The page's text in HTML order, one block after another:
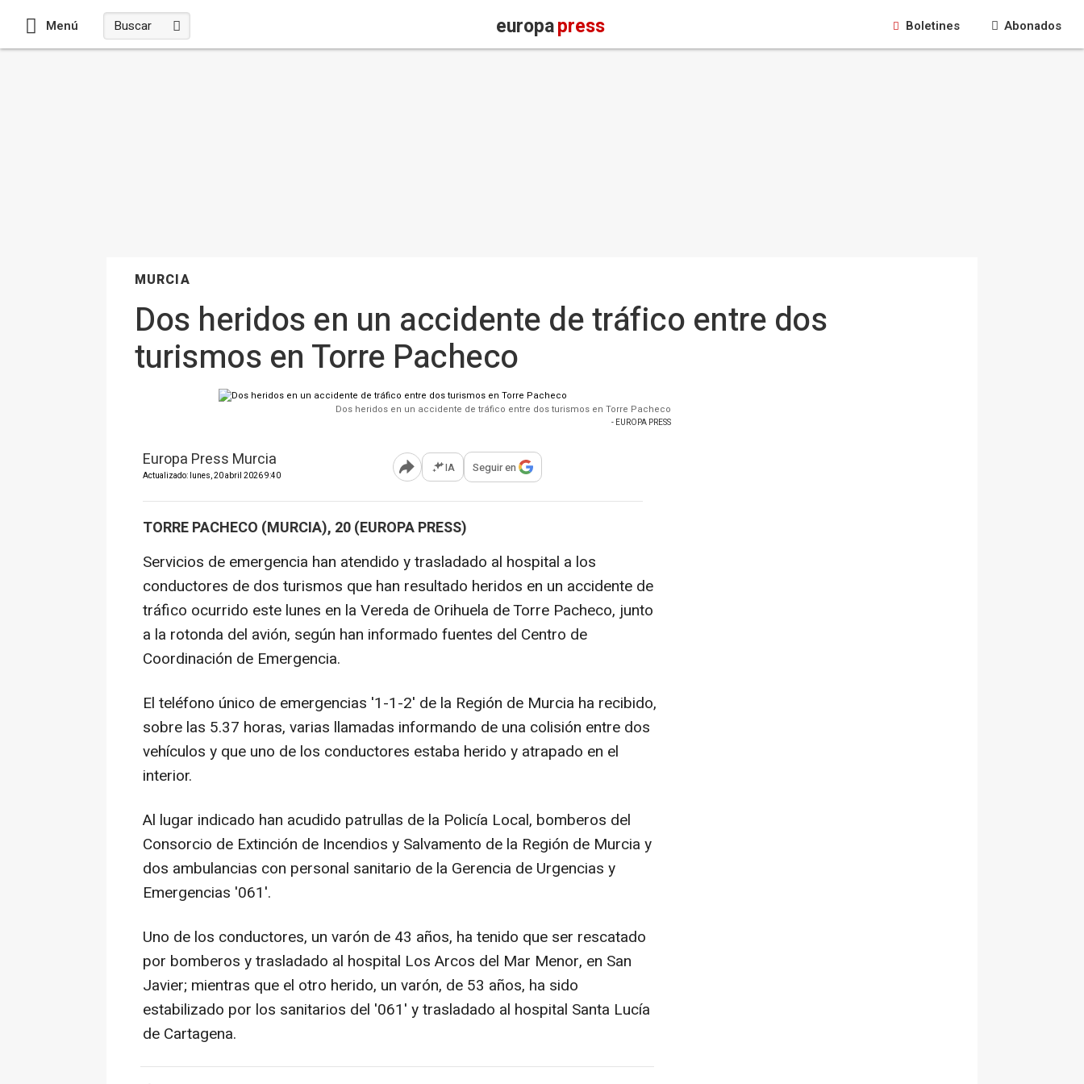
Menú europapress Boletines Abonados
MURCIA
Dos heridos en un accidente de tráfico entre dos
turismos en Torre Pacheco
Dos heridos en un accidente de tráfico entre dos turismos en Torre Pacheco
- EUROPA PRESS
Europa Press Murcia
Actualizado: lunes, 20 abril 2026 9:40 Abrir opciones para compartir
IA Seguir en
TORRE PACHECO (MURCIA), 20 (EUROPA PRESS)
Servicios de emergencia han atendido y trasladado al hospital a los
conductores de dos turismos que han resultado heridos en un accidente de
tráfico ocurrido este lunes en la Vereda de Orihuela de Torre Pacheco, junto
a la rotonda del avión, según han informado fuentes del Centro de
Coordinación de Emergencia.
El teléfono único de emergencias '1-1-2' de la Región de Murcia ha recibido,
sobre las 5.37 horas, varias llamadas informando de una colisión entre dos
vehículos y que uno de los conductores estaba herido y atrapado en el
interior.
Al lugar indicado han acudido patrullas de la Policía Local, bomberos del
Consorcio de Extinción de Incendios y Salvamento de la Región de Murcia y
dos ambulancias con personal sanitario de la Gerencia de Urgencias y
Emergencias '061'.
Uno de los conductores, un varón de 43 años, ha tenido que ser rescatado
por bomberos y trasladado al hospital Los Arcos del Mar Menor, en San
Javier; mientras que el otro herido, un varón, de 53 años, ha sido
estabilizado por los sanitarios del '061' y trasladado al hospital Santa Lucía
de Cartagena.